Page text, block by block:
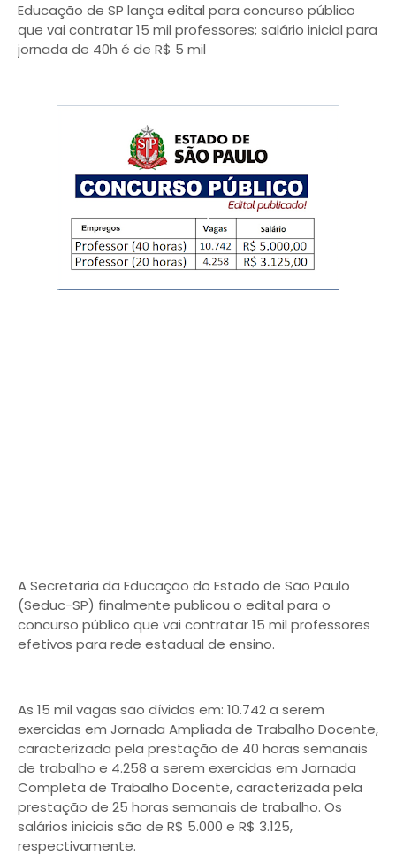
Educação de SP lança edital para concurso público
que vai contratar 15 mil professores; salário inicial para
jornada de 40h é de R$ 5 mil
A Secretaria da Educação do Estado de São Paulo
(Seduc-SP) finalmente publicou o edital para o
concurso público que vai contratar 15 mil professores
efetivos para rede estadual de ensino.
As 15 mil vagas são dívidas em: 10.742 a serem
exercidas em Jornada Ampliada de Trabalho Docente,
caracterizada pela prestação de 40 horas semanais
de trabalho e 4.258 a serem exercidas em Jornada
Completa de Trabalho Docente, caracterizada pela
prestação de 25 horas semanais de trabalho. Os
salários iniciais são de R$ 5.000 e R$ 3.125,
respectivamente.